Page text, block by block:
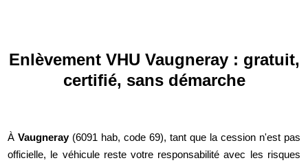
Enlèvement VHU Vaugneray : gratuit,
certifié, sans démarche
ÀVaugneray(6091 hab, code 69), tant que la cession n'est pas
officielle, le véhicule reste votre responsabilité avec les risques